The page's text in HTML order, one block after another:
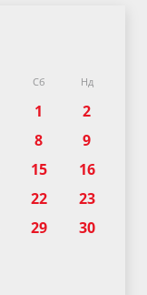
Сб Нд
1
2
8
9
15
16
22
23
29 30